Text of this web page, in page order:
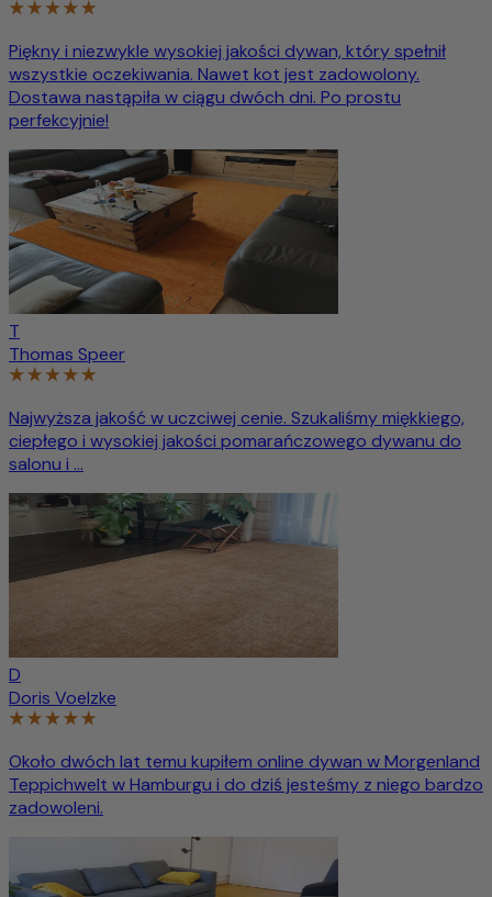
Piękny i niezwykle wysokiej jakości dywan, który spełnił
wszystkie oczekiwania. Nawet kot jest zadowolony.
Dostawa nastąpiła w ciągu dwóch dni. Po prostu
perfekcyjnie!
T
Thomas Speer
Najwyższa jakość w uczciwej cenie. Szukaliśmy miękkiego,
ciepłego i wysokiej jakości pomarańczowego dywanu do
salonu i ...
D
Doris Voelzke
Około dwóch lat temu kupiłem online dywan w Morgenland
Teppichwelt w Hamburgu i do dziś jesteśmy z niego bardzo
zadowoleni.